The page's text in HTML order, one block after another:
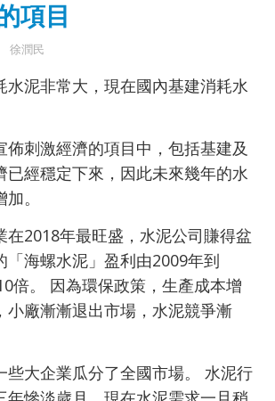
項目
徐潤民
水泥非常大，現在國內基建消耗水
佈刺激經濟的項目中，包括基建及
已經穩定下來，因此未來幾年的水
。
在2018年最旺盛，水泥公司賺得盆
「海螺水泥」盈利由2009年到
倍。 因為環保政策，生產成本增
小廠漸漸退出市場，水泥競爭漸
些大企業瓜分了全國市場。 水泥行